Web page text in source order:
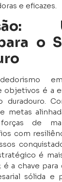
e eficazes.
o
objetivos é a
duradouro.
metas
de
com
é
é a chave para
sólida e